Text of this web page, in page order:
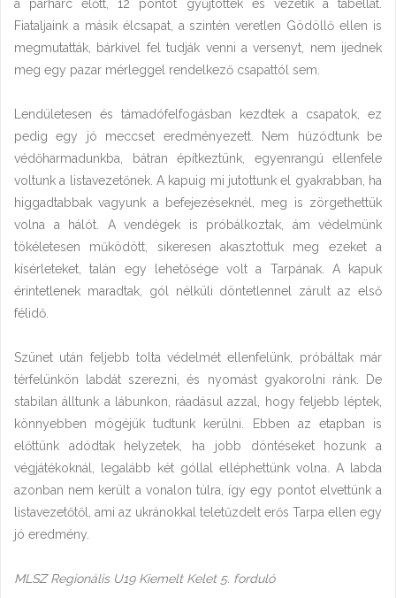
a párharc előtt, 12 pontot gyűjtöttek és vezetik a tabellát.
Fiataljaink a másik élcsapat, a szintén veretlen Gödöllő ellen is
megmutatták, bárkivel fel tudják venni a versenyt, nem ijednek
meg egy pazar mérleggel rendelkező csapattól sem.
Lendületesen és támadófelfogásban kezdtek a csapatok, ez
pedig egy jó meccset eredményezett. Nem húzódtunk be
védőharmadunkba, bátran építkeztünk, egyenrangú ellenfele
voltunk a listavezetőnek. A kapuig mi jutottunk el gyakrabban, ha
higgadtabbak vagyunk a befejezéseknél, meg is zörgethettük
volna a hálót. A vendégek is próbálkoztak, ám védelmünk
tökéletesen működött, sikeresen akasztottuk meg ezeket a
kísérleteket, talán egy lehetősége volt a Tarpának. A kapuk
érintetlenek maradtak, gól nélküli döntetlennel zárult az első
félidő.
Szünet után feljebb tolta védelmét ellenfelünk, próbáltak már
térfelünkön labdát szerezni, és nyomást gyakorolni ránk. De
stabilan álltunk a lábunkon, ráadásul azzal, hogy feljebb léptek,
könnyebben mögéjük tudtunk kerülni. Ebben az etapban is
előttünk adódtak helyzetek, ha jobb döntéseket hozunk a
végjátékoknál, legalább két góllal elléphettünk volna. A labda
azonban nem került a vonalon túlra, így egy pontot elvettünk a
listavezetőtől, ami az ukránokkal teletűzdelt erős Tarpa ellen egy
jó eredmény.
MLSZ Regionális U19 Kiemelt Kelet 5. forduló